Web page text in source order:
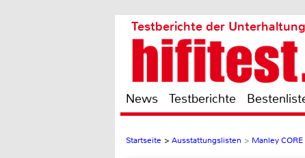
Testberichte der
News Testberichte
Startseite > Ausstattungslisten > Manley CORE